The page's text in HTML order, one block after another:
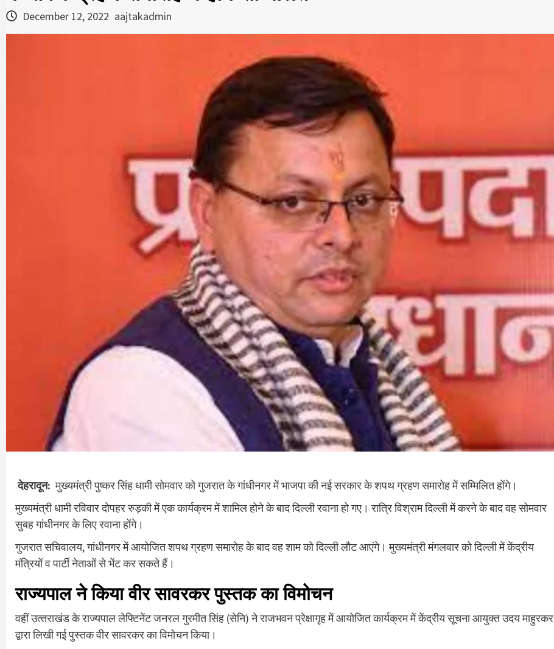
December 12, 2022 aajtakadmin
देहरादून: मुख्यमंत्री पुष्कर सिंह धामी सोमवार को गुजरात के गांधीनगर में भाजपा की नई सरकार के शपथ ग्रहण समारोह में सम्मिलित होंगे।
मुख्यमंत्री धामी रविवार दोपहर रुड़की में एक कार्यक्रम में शामिल होने के बाद दिल्ली रवाना हो गए। रात्रि विश्राम दिल्ली में करने के बाद वह सोमवार
सुबह गांधीनगर के लिए रवाना होंगे।
गुजरात सचिवालय, गांधीनगर में आयोजित शपथ ग्रहण समारोह के बाद वह शाम को दिल्ली लौट आएंगे। मुख्यमंत्री मंगलवार को दिल्ली में केंद्रीय
मंत्रियों व पार्टी नेताओं से भेंट कर सकते हैं।
राज्यपाल ने किया वीर सावरकर पुस्तक का विमोचन
वहीं उत्‍तराखंड के राज्यपाल लेफ्टिनेंट जनरल गुरमीत सिंह (सेनि) ने राजभवन प्रेक्षागृह में आयोजित कार्यक्रम में केंद्रीय सूचना आयुक्त उदय माहुरकर
द्वारा लिखी गई पुस्तक वीर सावरकर का विमोचन किया।